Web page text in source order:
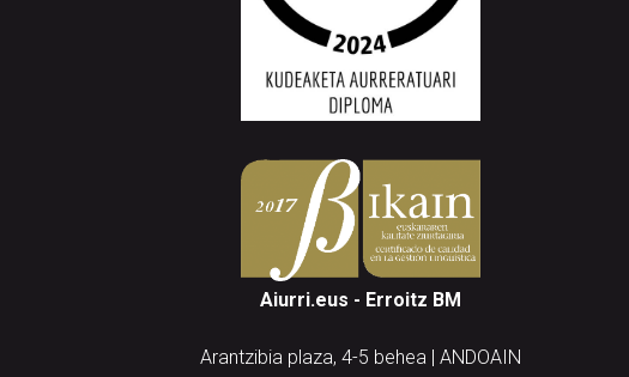
Aiurri.eus - Erroitz BM
Arantzibia plaza, 4-5 behea | ANDOAIN